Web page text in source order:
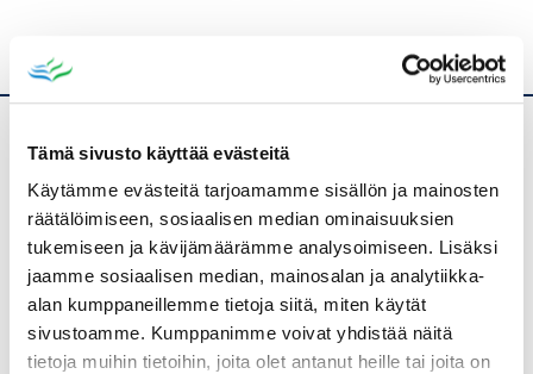
Tämä sivusto käyttää evästeitä
Käytämme evästeitä tarjoamamme sisällön ja mainosten
räätälöimiseen, sosiaalisen median ominaisuuksien
tukemiseen ja kävijämäärämme analysoimiseen. Lisäksi
jaamme sosiaalisen median, mainosalan ja analytiikka-
alan kumppaneillemme tietoja siitä, miten käytät
sivustoamme. Kumppanimme voivat yhdistää näitä
tietoja muihin tietoihin, joita olet antanut heille tai joita on
Ikaalisten kaupunki
Kolmen airon katu 3
PL 33
39501 IKAALINEN
Vaihde: (03) 45 011
E-mail: kanslia@ikaalinen.fi